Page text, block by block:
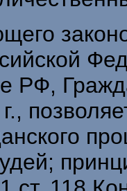
РФ,